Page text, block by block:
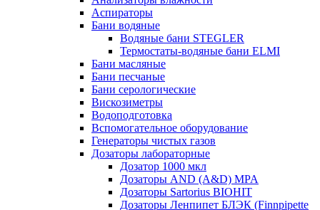
Аспираторы
Бани водяные
Водяные бани STEGLER
Термостаты-водяные бани ELMI
Бани масляные
Бани песчаные
Бани серологические
Вискозиметры
Водоподготовка
Вспомогательное оборудование
Генераторы чистых газов
Дозаторы лабораторные
Дозатор 1000 мкл
Дозаторы AND (A&D) MPA
Дозаторы Sartorius BIOHIT
Дозаторы Ленпипет БЛЭК (Finnpipette